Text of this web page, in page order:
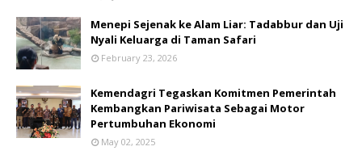
Menepi Sejenak ke Alam Liar: Tadabbur dan Uji
Nyali Keluarga di Taman Safari
February 23, 2026
Kemendagri Tegaskan Komitmen Pemerintah
Kembangkan Pariwisata Sebagai Motor
Pertumbuhan Ekonomi
May 02, 2025